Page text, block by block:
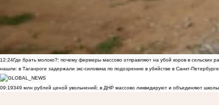
12:24Где брать молоко?: почему фермеры массово отправляют на убой коров в сельских
нашли: в Таганроге задержали экс-силовика по подозрению в убийстве в Санкт-Петербурге
09:19349 млн рублей ценой увольнений: в ДНР массово ликвидируют и объединяют